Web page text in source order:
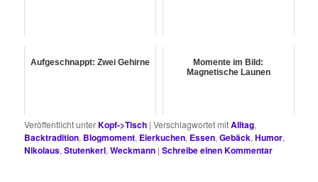
Aufgeschnappt: Zwei Gehirne
Momente im Bild:
Magnetische Launen
Veröffentlicht unterKopf->Tisch |Verschlagwortet mitAlltag,
Backtradition, Blogmoment, Eierkuchen, Essen,Gebäck,Humor,
Nikolaus,Stutenkerl,Weckmann |Schreibe einen Kommentar